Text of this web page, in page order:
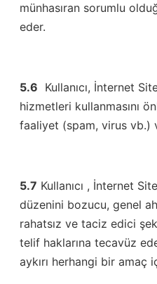
münhasıran sorumlu
eder.
5.6 Kullanıcı, İnternet
hizmetleri kullanmasını
faaliyet (spam, virus vb.)
5.7 Kullanıcı , İnternet
düzenini bozucu, genel
rahatsız ve taciz edici
telif haklarına tecavüz
aykırı herhangi bir amaç